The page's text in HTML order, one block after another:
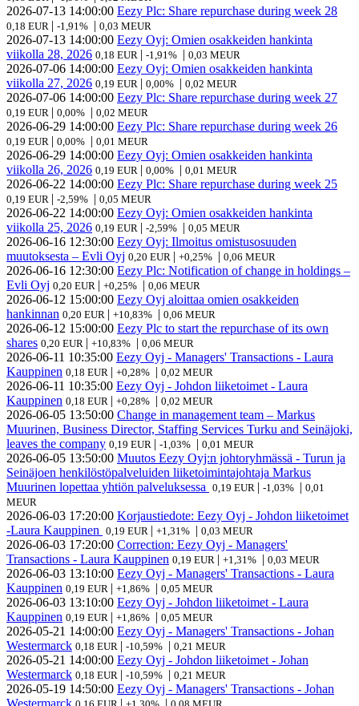
2026-07-13 14:00:00 Eezy Plc: Share repurchase during week 28
0,18 EUR | -1,91% | 0,03 MEUR
2026-07-13 14:00:00 Eezy Oyj: Omien osakkeiden hankinta
viikolla 28, 2026 0,18 EUR | -1,91% | 0,03 MEUR
2026-07-06 14:00:00 Eezy Oyj: Omien osakkeiden hankinta
viikolla 27, 2026 0,19 EUR | 0,00% | 0,02 MEUR
2026-07-06 14:00:00 Eezy Plc: Share repurchase during week 27
0,19 EUR | 0,00% | 0,02 MEUR
2026-06-29 14:00:00 Eezy Plc: Share repurchase during week 26
0,19 EUR | 0,00% | 0,01 MEUR
2026-06-29 14:00:00 Eezy Oyj: Omien osakkeiden hankinta
viikolla 26, 2026 0,19 EUR | 0,00% | 0,01 MEUR
2026-06-22 14:00:00 Eezy Plc: Share repurchase during week 25
0,19 EUR | -2,59% | 0,05 MEUR
2026-06-22 14:00:00 Eezy Oyj: Omien osakkeiden hankinta
viikolla 25, 2026 0,19 EUR | -2,59% | 0,05 MEUR
2026-06-16 12:30:00 Eezy Oyj: Ilmoitus omistusosuuden
muutoksesta – Evli Oyj 0,20 EUR | +0,25% | 0,06 MEUR
2026-06-16 12:30:00 Eezy Plc: Notification of change in holdings –
Evli Oyj 0,20 EUR | +0,25% | 0,06 MEUR
2026-06-12 15:00:00 Eezy Oyj aloittaa omien osakkeiden
hankinnan 0,20 EUR | +10,83% | 0,06 MEUR
2026-06-12 15:00:00 Eezy Plc to start the repurchase of its own
shares 0,20 EUR | +10,83% | 0,06 MEUR
2026-06-11 10:35:00 Eezy Oyj - Managers' Transactions - Laura
Kauppinen 0,18 EUR | +0,28% | 0,02 MEUR
2026-06-11 10:35:00 Eezy Oyj - Johdon liiketoimet - Laura
Kauppinen 0,18 EUR | +0,28% | 0,02 MEUR
2026-06-05 13:50:00 Change in management team – Markus
Muurinen, Business Director, Staffing Services Turku and Seinäjoki,
leaves the company 0,19 EUR | -1,03% | 0,01 MEUR
2026-06-05 13:50:00 Muutos Eezy Oyj:n johtoryhmässä - Turun ja
Seinäjoen henkilöstöpalveluiden liiketoimintajohtaja Markus
Muurinen lopettaa yhtiön palveluksessa 0,19 EUR | -1,03% | 0,01
MEUR
2026-06-03 17:20:00 Korjaustiedote: Eezy Oyj - Johdon liiketoimet
-Laura Kauppinen 0,19 EUR | +1,31% | 0,03 MEUR
2026-06-03 17:20:00 Correction: Eezy Oyj - Managers'
Transactions - Laura Kauppinen 0,19 EUR | +1,31% | 0,03 MEUR
2026-06-03 13:10:00 Eezy Oyj - Managers' Transactions - Laura
Kauppinen 0,19 EUR | +1,86% | 0,05 MEUR
2026-06-03 13:10:00 Eezy Oyj - Johdon liiketoimet - Laura
Kauppinen 0,19 EUR | +1,86% | 0,05 MEUR
2026-05-21 14:00:00 Eezy Oyj - Managers' Transactions - Johan
Westermarck 0,18 EUR | -10,59% | 0,21 MEUR
2026-05-21 14:00:00 Eezy Oyj - Johdon liiketoimet - Johan
Westermarck 0,18 EUR | -10,59% | 0,21 MEUR
2026-05-19 14:50:00 Eezy Oyj - Managers' Transactions - Johan
Westermarck
| |